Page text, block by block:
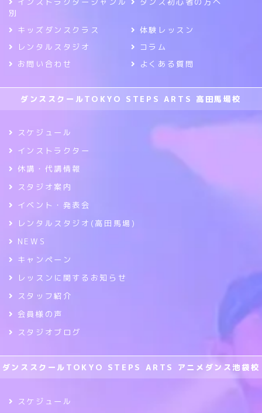
別
キッズダンスクラス
体験レッスン
レンタルスタジオ
コラム
お問い合わせ
よくある質問
ダンススクールTOKYO STEPS ARTS 高田馬場校
スケジュール
インストラクター
休講・代講情報
スタジオ案内
イベント・発表会
レンタルスタジオ(高田馬場)
NEWS
キャンペーン
レッスンに関するお知らせ
スタッフ紹介
会員様の声
スタジオブログ
ダンススクールTOKYO STEPS ARTS アニメダンス池袋校
スケジュール